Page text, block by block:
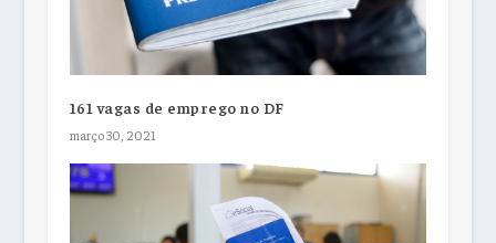
161 vagas de emprego no DF
março 30, 2021